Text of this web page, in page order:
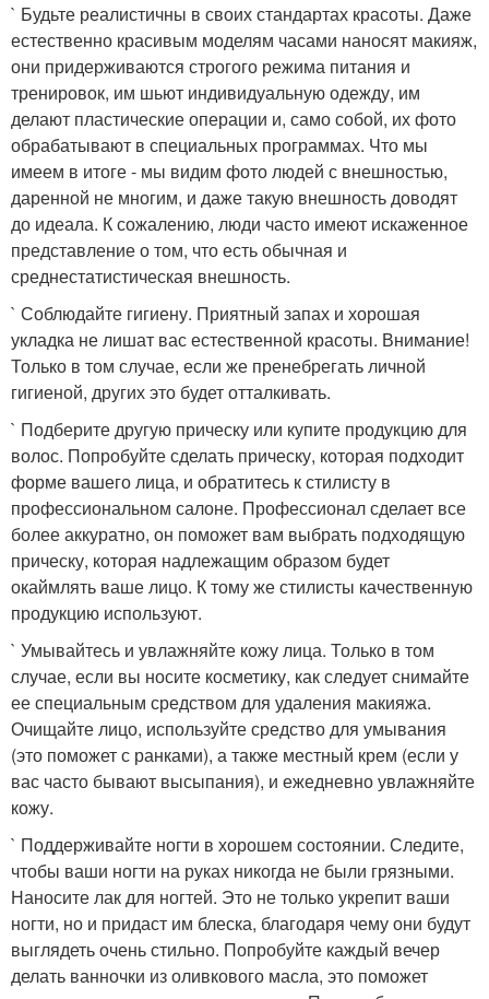
` Будьте реалистичны в своих стандартах красоты. Даже
естественно красивым моделям часами наносят макияж,
они придерживаются строгого режима питания и
тренировок, им шьют индивидуальную одежду, им
делают пластические операции и, само собой, их фото
обрабатывают в специальных программах. Что мы
имеем в итоге - мы видим фото людей с внешностью,
даренной не многим, и даже такую внешность доводят
до идеала. К сожалению, люди часто имеют искаженное
представление о том, что есть обычная и
среднестатистическая внешность.
` Соблюдайте гигиену. Приятный запах и хорошая
укладка не лишат вас естественной красоты. Внимание!
Только в том случае, если же пренебрегать личной
гигиеной, других это будет отталкивать.
` Подберите другую прическу или купите продукцию для
волос. Попробуйте сделать прическу, которая подходит
форме вашего лица, и обратитесь к стилисту в
профессиональном салоне. Профессионал сделает все
более аккуратно, он поможет вам выбрать подходящую
прическу, которая надлежащим образом будет
окаймлять ваше лицо. К тому же стилисты качественную
продукцию используют.
` Умывайтесь и увлажняйте кожу лица. Только в том
случае, если вы носите косметику, как следует снимайте
ее специальным средством для удаления макияжа.
Очищайте лицо, используйте средство для умывания
(это поможет с ранками), а также местный крем (если у
вас часто бывают высыпания), и ежедневно увлажняйте
кожу.
` Поддерживайте ногти в хорошем состоянии. Следите,
чтобы ваши ногти на руках никогда не были грязными.
Наносите лак для ногтей. Это не только укрепит ваши
ногти, но и придаст им блеска, благодаря чему они будут
выглядеть очень стильно. Попробуйте каждый вечер
делать ванночки из оливкового масла, это поможет